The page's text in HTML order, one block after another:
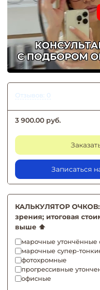
Отзывов: 0
3 900.00 руб.
Записаться
КАЛЬКУЛЯТОР ОЧКОВ:
зрения; итоговая
выше ⬆️
марочные утончённые
марочные супер-
фотохромные
прогрессивные
офисные